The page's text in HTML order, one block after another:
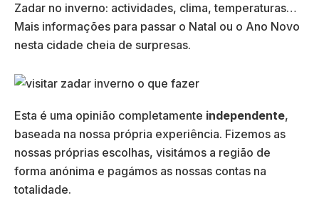
Zadar no inverno: actividades, clima, temperaturas…
Mais informações para passar o Natal ou o Ano Novo
nesta cidade cheia de surpresas.
Esta é uma opinião completamente independente,
baseada na nossa própria experiência. Fizemos as
nossas próprias escolhas, visitámos a região de
forma anónima e pagámos as nossas contas na
totalidade.